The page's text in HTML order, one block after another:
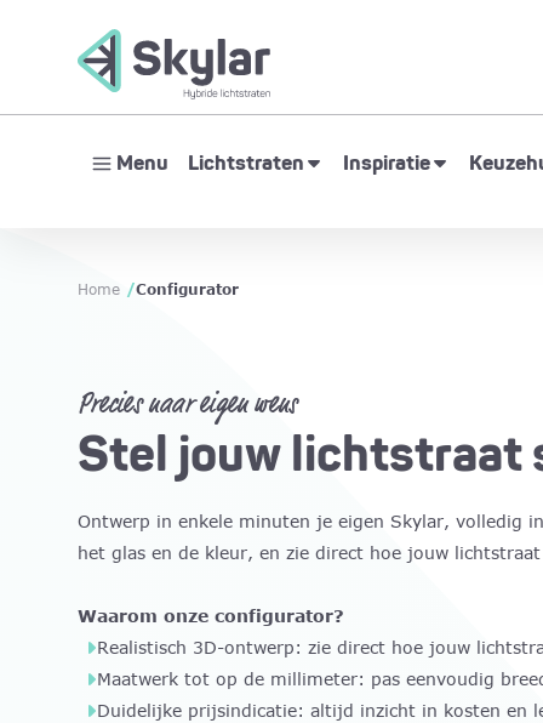
Menu Lichtstraten Inspiratie
Home /Configurator
Precies naar eigen wens
Stel jouw lichtstraat
Ontwerp in enkele minuten je eigen Skylar, volledig
het glas en de kleur, en zie direct hoe jouw
Waarom onze configurator?
Realistisch 3D-ontwerp: zie direct hoe jouw
Maatwerk tot op de millimeter: pas eenvoudig
Duidelijke prijsindicatie: altijd inzicht in kosten en